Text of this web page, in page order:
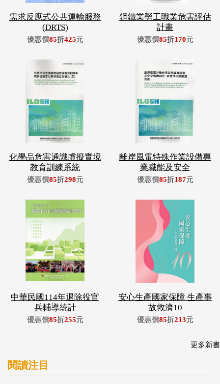
需求反應式公共運輸服務
(DRTS)
優惠價85折425元
鋼鐵業勞工職業危害評估
計畫
優惠價85折170元
化學品危害通識虛擬實境
教育訓練系統
優惠價85折298元
離岸風電特殊作業設備專
業職能及安全
優惠價85折187元
中華民國114年退除役官
兵輔導統計
優惠價85折255元
安心生產國家保障 生產事
故救濟10
優惠價85折213元
更多新書
閱讀注目